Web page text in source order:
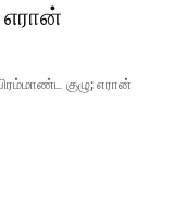
எரான்
குழு; எரான்